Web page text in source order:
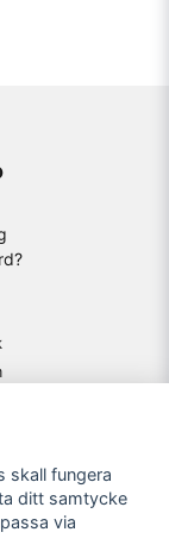
skall fungera
ditt samtycke
via